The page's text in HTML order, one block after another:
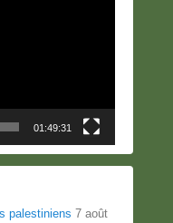
01:49:31
palestiniens 7 août